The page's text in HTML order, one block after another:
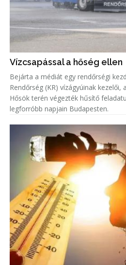
Vízcsapással a hőség ellen
Bejárta a médiát egy rendőrségi
Rendőrség (KR) vízágyúinak
Hősök terén végezték hűsítő
legforróbb napjain Budapesten.